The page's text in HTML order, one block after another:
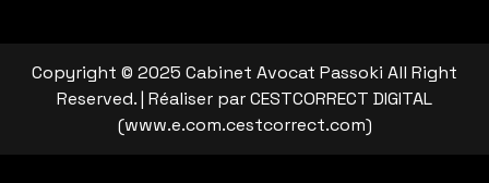
Copyright © 2025 Cabinet Avocat Passoki All Right
Reserved. | Réaliser par CESTCORRECT DIGITAL
(www.e.com.cestcorrect.com)